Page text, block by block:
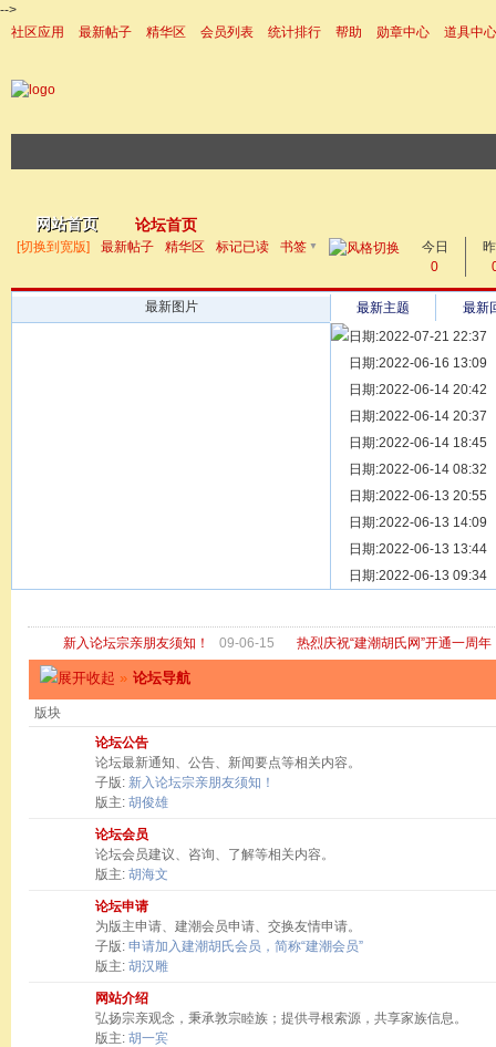
-->
社区应用
最新帖子 精华区 会员列表 统计排行 帮助 勋章中心
道具中心
网站首页 论坛首页
帖子
[切换到宽版] 最新帖子 精华区 标记已读 书签 ▼
今日
0
最新图片 最新主题
最新
日期:2022-07-21 22:37
[ 宗亲新闻 ] 同为宗亲，
日期:2022-06-16 13:09
[ 族谱知识 ] 漫话辈份
日期:2022-06-14 20:42
[ 族谱知识 ] 修族谱的用
日期:2022-06-14 20:37
[ 族谱知识 ] 一元等于多
日期:2022-06-14 18:45
[ 散文随笔 ] 写给远在天
日期:2022-06-14 08:32
[ 宗亲新闻 ] 关于“金鸡落
日期:2022-06-13 20:55
[ 庙堂宗祠 ] 洽礼祖祠
日期:2022-06-13 14:09
[ 庙堂宗祠 ] 京华胡氏二
日期:2022-06-13 13:44
[ 庙堂宗祠 ] 祖祠、家庙
日期:2022-06-13 09:34
新入论坛宗亲朋友须知！ 09-06-15 热烈庆祝“建潮胡氏网”开通一周年
» 论坛导航
版块
论坛公告
论坛最新通知、公告、新闻要点等相关内容。
子版: 新入论坛宗亲朋友须知！
版主: 胡俊雄
论坛会员
论坛会员建议、咨询、了解等相关内容。
版主: 胡海文
论坛申请
为版主申请、建潮会员申请、交换友情申请。
子版: 申请加入建潮胡氏会员，简称“建潮会员”
版主: 胡汉雕
网站介绍
弘扬宗亲观念，秉承敦宗睦族；提供寻根索源，共享家族信息。
版主: 胡一宾